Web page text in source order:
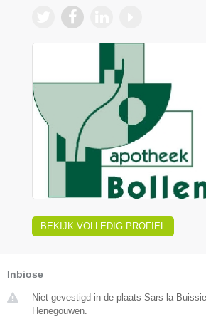
BEKIJK VOLLEDIG PROFIEL
Inbiose
Niet gevestigd in de plaats Sars la
Henegouwen.